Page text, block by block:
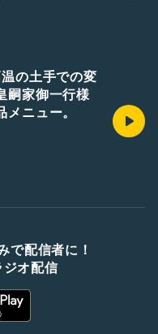
の土手での変
嗣家御一行様
ニュー。
で配信者に！
ジオ配信